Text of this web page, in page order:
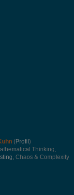
(Profil )
Thinking,
, Chaos & Complexity